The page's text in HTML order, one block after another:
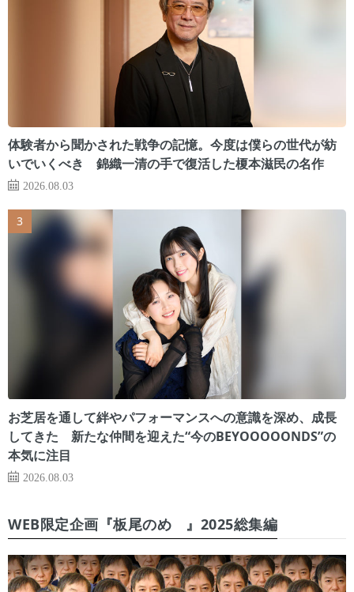
体験者から聞かされた戦争の記憶。今度は僕らの世代が紡
いでいくべき 錦織一清の手で復活した榎本滋民の名作
2026.08.03
お芝居を通して絆やパフォーマンスへの意識を深め、成長
してきた 新たな仲間を迎えた“今のBEYOOOOONDS”の
本気に注目
2026.08.03
WEB限定企画『板尾のめ゙』2025総集編